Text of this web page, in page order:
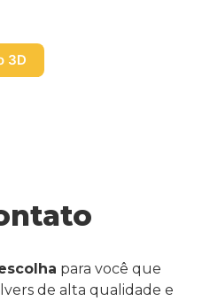
3D
para você que
de alta qualidade e